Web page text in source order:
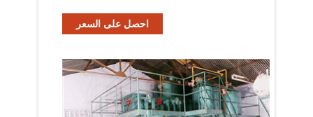
احصل على السعر